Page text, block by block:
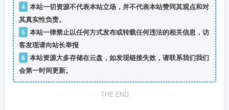
4 本站一切资源不代表本站立场，并不代表本站赞同其观点和对
其真实性负责。
5 本站一律禁止以任何方式发布或转载任何违法的相关信息，访
客发现请向站长举报
6 本站资源大多存储在云盘，如发现链接失效，请联系我们我们
会第一时间更新。
THE END